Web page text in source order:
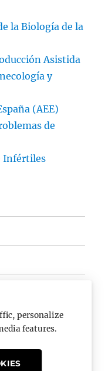
la Biología de la
Asistida
y
(AEE)
de
Infértiles
inferior
personalize
features.